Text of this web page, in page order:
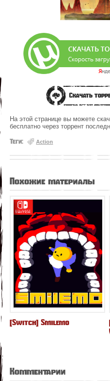
Скачать
На этой странице вы можете
бесплатно через торрент
Теги: Action
Похожие материалы
[Switch] Smilemo
Комментарии